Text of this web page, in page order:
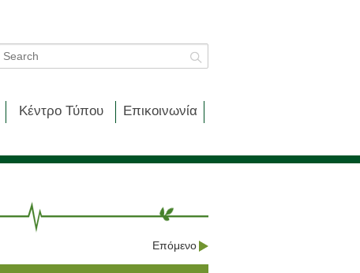
Κέντρο Τύπου Επικοινωνία
Επόμενο